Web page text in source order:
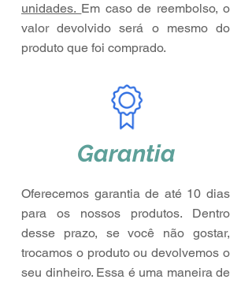
unidades. Em caso de reembolso, o
valor devolvido será o mesmo do
produto que foi comprado.
Garantia
Oferecemos garantia de até 10 dias
para os nossos produtos. Dentro
desse prazo, se você não gostar,
trocamos o produto ou devolvemos o
seu dinheiro. Essa é uma maneira de